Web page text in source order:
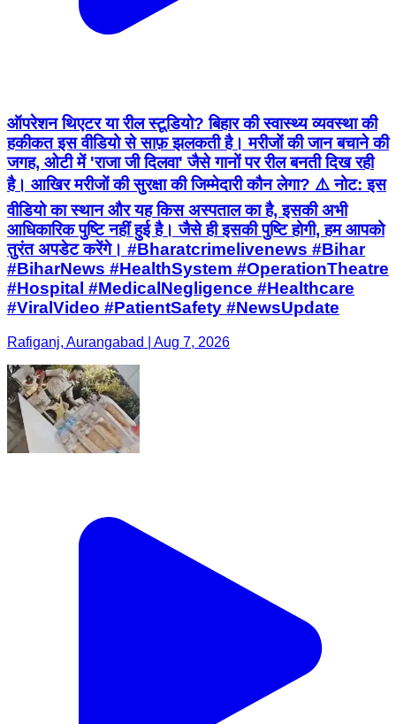
ऑपरेशन थिएटर या रील स्टूडियो? बिहार की स्वास्थ्य व्यवस्था की
हकीकत इस वीडियो से साफ़ झलकती है। मरीजों की जान बचाने की
जगह, ओटी में 'राजा जी दिलवा' जैसे गानों पर रील बनती दिख रही
है। आखिर मरीजों की सुरक्षा की जिम्मेदारी कौन लेगा? ⚠️ नोट: इस
वीडियो का स्थान और यह किस अस्पताल का है, इसकी अभी
आधिकारिक पुष्टि नहीं हुई है। जैसे ही इसकी पुष्टि होगी, हम आपको
तुरंत अपडेट करेंगे। #Bharatcrimelivenews #Bihar
#BiharNews #HealthSystem #OperationTheatre
#Hospital #MedicalNegligence #Healthcare
#ViralVideo #PatientSafety #NewsUpdate
Rafiganj, Aurangabad | Aug 7, 2026